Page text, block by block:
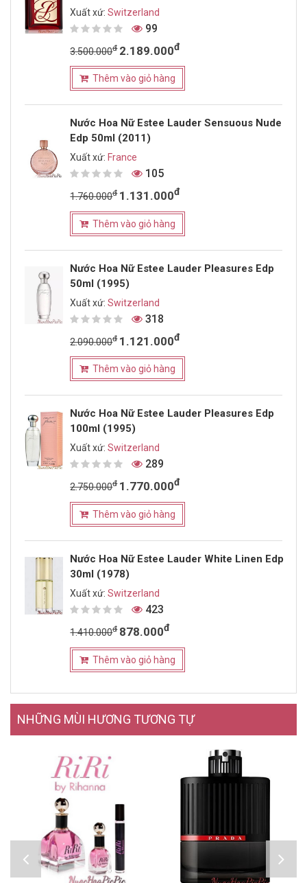
Xuất xứ:Switzerland
99
3.500.000đ 2.189.000đ
Thêm vào giỏ hàng
Nước Hoa Nữ Estee Lauder Sensuous Nude
Edp 50ml (2011)
Xuất xứ: France
105
1.760.000đ 1.131.000đ
Thêm vào giỏ hàng
Nước Hoa Nữ Estee Lauder Pleasures Edp
50ml (1995)
Xuất xứ:Switzerland
318
2.090.000đ 1.121.000đ
Thêm vào giỏ hàng
Nước Hoa Nữ Estee Lauder Pleasures Edp
100ml (1995)
Xuất xứ:Switzerland
289
2.750.000đ 1.770.000đ
Thêm vào giỏ hàng
Nước Hoa Nữ Estee Lauder White Linen Edp
30ml (1978)
Xuất xứ:Switzerland
423
1.410.000đ 878.000đ
Thêm vào giỏ hàng
NHỮNG MÙI HƯƠNG TƯƠNG TỰ